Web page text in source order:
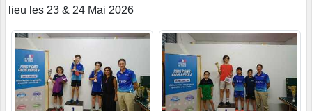
lieu les 23 & 24 Mai 2026